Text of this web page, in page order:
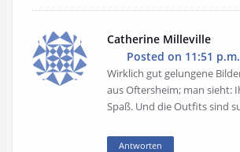
Catherine Milleville
Posted on 11:51
Wirklich gut gelungene
aus Oftersheim; man sieht:
Spaß. Und die Outfits sind
Antworten